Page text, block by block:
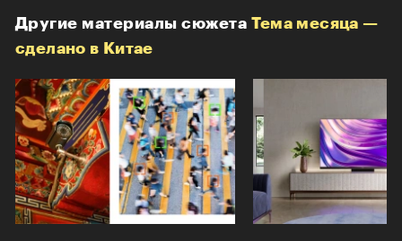
Другие материалы сюжета Тема месяца —
сделано в Китае